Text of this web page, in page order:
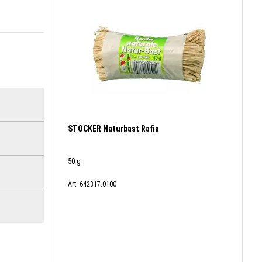
STOCKER Naturbast Rafia
50 g
Art. 642317.0100